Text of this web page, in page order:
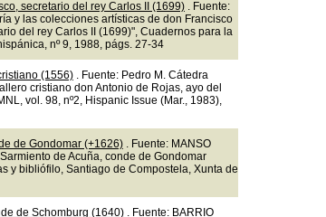
secretario del rey Carlos II (1699). Fuente:
y las colecciones artísticas de don Francisco
del rey Carlos II (1699)", Cuadernos para la
nº 9, 1988, págs. 27-34
(1556). Fuente: Pedro M. Cátedra
cristiano don Antonio de Rojas, ayo del
vol. 98, nº2, Hispanic Issue (Mar., 1983),
de Gondomar (+1626). Fuente: MANSO
de Acuña, conde de Gondomar
y bibliófilo, Santiago de Compostela, Xunta de
de Schomburg (1640). Fuente: BARRIO